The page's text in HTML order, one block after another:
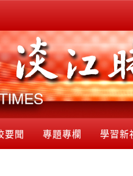
要聞 專題專欄 學習新